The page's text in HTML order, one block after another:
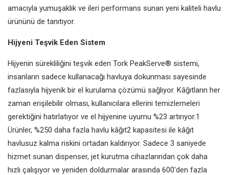
amacıyla yumuşaklık ve ileri performans sunan yeni kaliteli havlu
ürününü de tanıtıyor.
Hijyeni Teşvik Eden Sistem
Hijyenin sürekliliğini teşvik eden Tork PeakServe® sistemi,
insanların sadece kullanacağı havluya dokunması sayesinde
fazlasıyla hijyenik bir el kurulama çözümü sağlıyor. Kâğıtların her
zaman erişilebilir olması, kullanıcılara ellerini temizlemeleri
gerektiğini hatırlatıyor ve el hijyenine uyumu %23 artırıyor.1
Ürünler, %250 daha fazla havlu kâğıt2 kapasitesi ile kâğıt
havlusuz kalma riskini ortadan kaldırıyor. Sadece 3 saniyede
hizmet sunan dispenser, jet kurutma cihazlarından çok daha
hızlı çalışıyor ve yeniden doldurmalar arasında 600’den fazla